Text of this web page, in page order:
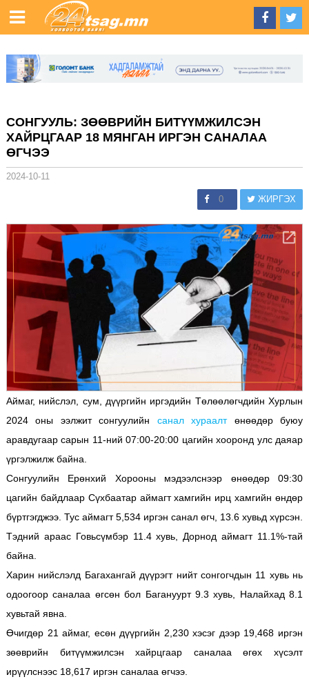
СОНГУУЛЬ: ЗӨӨВРИЙН БИТҮҮМЖИЛСЭН
ХАЙРЦГААР 18 МЯНГАН ИРГЭН САНАЛАА
ӨГЧЭЭ
2024-10-11
0 ЖИРГЭХ
Аймаг, нийслэл, сум, дүүргийн иргэдийн Төлөөлөгчдийн Хурлын
2024 оны ээлжит сонгуулийн санал хураалтөнөөдөр буюу
аравдугаар сарын 11-ний 07:00-20:00 цагийн хооронд улс даяар
үргэлжилж байна.
Сонгуулийн Ерөнхий Хорооны мэдээлснээр өнөөдөр 09:30
цагийн байдлаар Сүхбаатар аймагт хамгийн ирц хамгийн өндөр
бүртгэгджээ. Тус аймагт 5,534 иргэн санал өгч, 13.6 хувьд хүрсэн.
Тэдний араас Говьсүмбэр 11.4 хувь, Дорнод аймагт 11.1%-тай
байна.
Харин нийслэлд Багахангай дүүрэгт нийт сонгогчдын 11 хувь нь
одоогоор саналаа өгсөн бол Багануурт 9.3 хувь, Налайхад 8.1
хувьтай явна.
Өчигдөр 21 аймаг, есөн дүүргийн 2,230 хэсэг дээр 19,468 иргэн
зөөврийн битүүмжилсэн хайрцгаар саналаа өгөх хүсэлт
ирүүлснээс 18,617 иргэн саналаа өгчээ.